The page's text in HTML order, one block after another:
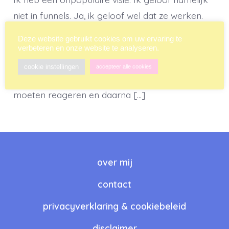
niet in funnels. Ja, ik geloof wel dat ze werken.
als je eerst iets gratis weg geeft, vervolgens een
tijdelijk aanbod doet dat mensen niet kunnen
moeten reageren en daarna […]
over mij
contact
privacyverklaring & cookiebeleid
Deze website gebruikt cookies om uw ervaring te
verbeteren en onze website te analyseren.
cookie instellingen accepteer alle cookies